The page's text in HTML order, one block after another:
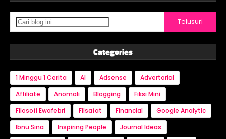
Categories
1 Minggu 1 Cerita AI Adsense
Advertorial
Affiliate
Anomali Blogging
Fiksi Mini
Filosofi Ewafebri
Filsafat Financial
Google Analytic
Ibnu Sina
Inspiring People
Journal Ideas